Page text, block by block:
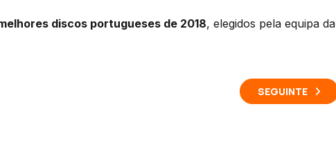
discos portugueses de 2018, elegidos pela equipa da
SEGUINTE